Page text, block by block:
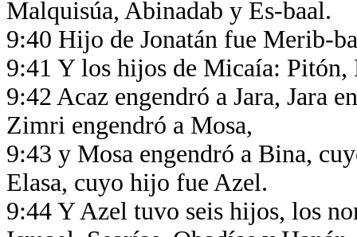
Malquisúa, Abinadab y Es-baal.
9:40 Hijo de Jonatán fue Merib-
9:41 Y los hijos de Micaía:
9:42 Acaz engendró a Jara, Jara
Zimri engendró a Mosa,
9:43 y Mosa engendró a Bina,
Elasa, cuyo hijo fue Azel.
9:44 Y Azel tuvo seis hijos, los